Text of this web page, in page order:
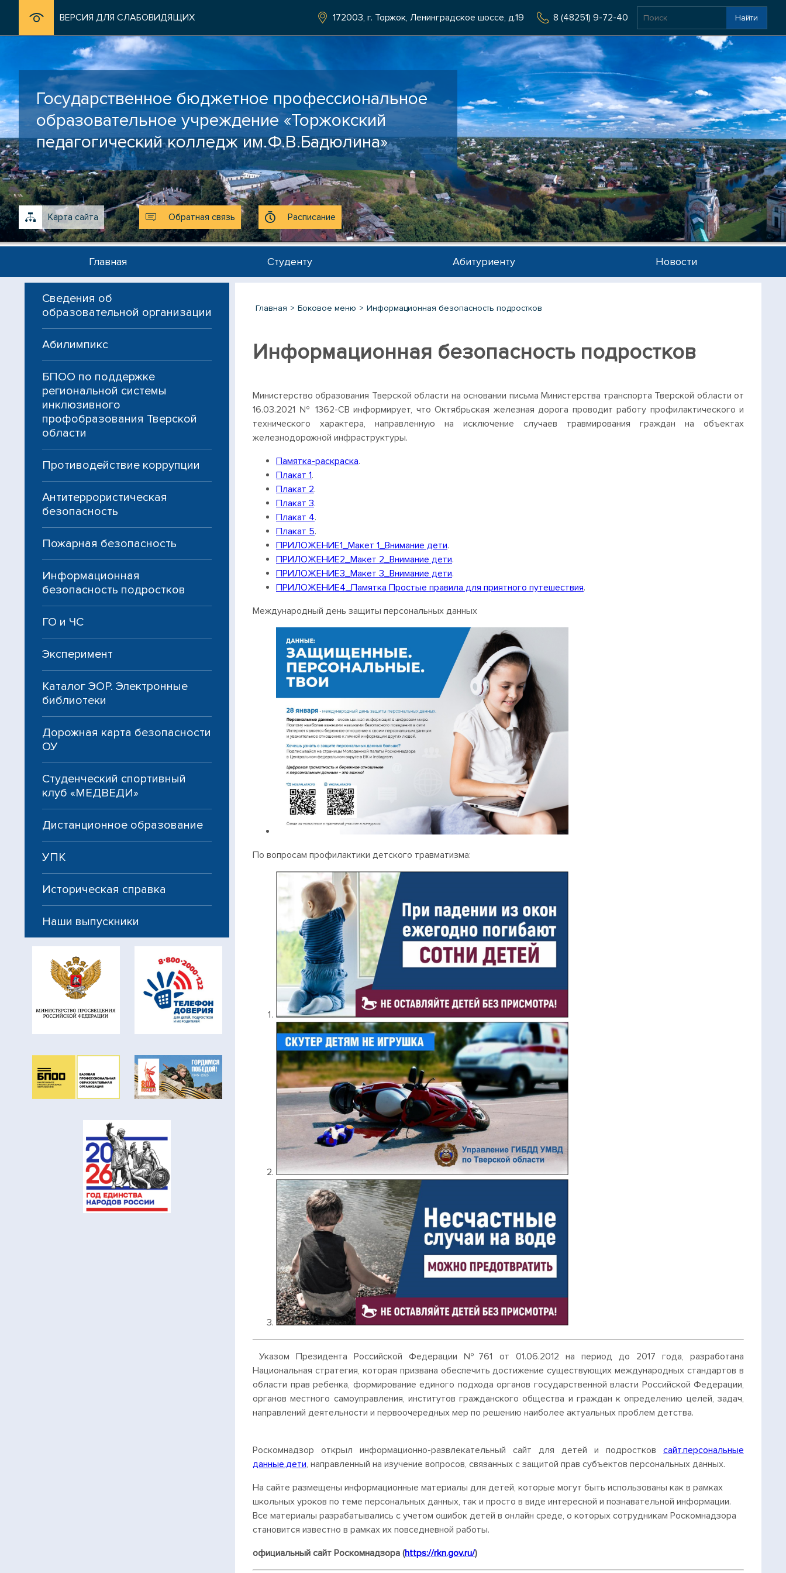
ВЕРСИЯ ДЛЯ СЛАБОВИДЯЩИХ 172003, г. Торжок, Ленинградское шоссе, д.19 8 (48251) 9-72-40 Найти
Государственное бюджетное профессиональное
образовательное учреждение «Торжокский
педагогический колледж им.Ф.В.Бадюлина»
Карта сайта Обратная связь Расписание
Главная Студенту Абитуриенту Новости
Сведения об
образовательной организации
Абилимпикс
БПОО по поддержке
региональной системы
инклюзивного
профобразования Тверской
области
Противодействие коррупции
Антитеррористическая
безопасность
Пожарная безопасность
Информационная
безопасность подростков
ГО и ЧС
Эксперимент
Каталог ЭОР. Электронные
библиотеки
Дорожная карта безопасности
ОУ
Студенческий спортивный
клуб «МЕДВЕДИ»
Дистанционное образование
УПК
Историческая справка
Наши выпускники
Главная Боковое меню Информационная безопасность подростков
Информационная безопасность подростков
Министерство образования Тверской области на основании письма Министерства транспорта Тверской области от
16.03.2021 № 1362-СВ информирует, что Октябрьская железная дорога проводит работу профилактического и
технического характера, направленную на исключение случаев травмирования граждан на объектах
железнодорожной инфраструктуры.
Памятка-раскраска.
Плакат 1.
Плакат 2.
Плакат 3.
Плакат 4.
Плакат 5.
ПРИЛОЖЕНИЕ1_Макет 1_Внимание дети.
ПРИЛОЖЕНИЕ2_Макет 2_Внимание дети.
ПРИЛОЖЕНИЕ3_Макет 3_Внимание дети.
ПРИЛОЖЕНИЕ4_Памятка Простые правила для приятного путешествия.
Международный день защиты персональных данных
По вопросам профилактики детского травматизма:
Указом Президента Российской Федерации №761 от 01.06.2012 на период до 2017 года, разработана
Национальная стратегия, которая призвана обеспечить достижение существующих международных стандартов в
области прав ребенка, формирование единого подхода органов государственной власти Российской Федерации,
органов местного самоуправления, институтов гражданского общества и граждан к определению целей, задач,
направлений деятельности и первоочередных мер по решению наиболее актуальных проблем детства.
Роскомнадзор открыл информационно-развлекательный сайт для детей и подростков сайт.персональные
данные.дети, направленный на изучение вопросов, связанных с защитой прав субъектов персональных данных.
На сайте размещены информационные материалы для детей, которые могут быть использованы как в рамках
школьных уроков по теме персональных данных, так и просто в виде интересной и познавательной информации.
Все материалы разрабатывались с учетом ошибок детей в онлайн среде, о которых сотрудникам Роскомнадзора
становится известно в рамках их повседневной работы.
официальный сайт Роскомнадзора (https://rkn.gov.ru/)